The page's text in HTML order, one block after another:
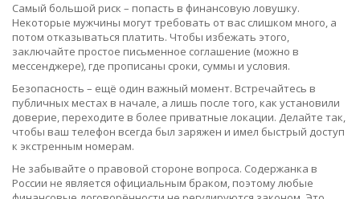
Самый большой риск – попасть в финансовую ловушку.
Некоторые мужчины могут требовать от вас слишком много, а
потом отказываться платить. Чтобы избежать этого,
заключайте простое письменное соглашение (можно в
мессенджере), где прописаны сроки, суммы и условия.
Безопасность – ещё один важный момент. Встречайтесь в
публичных местах в начале, а лишь после того, как установили
доверие, переходите в более приватные локации. Делайте так,
чтобы ваш телефон всегда был заряжен и имел быстрый доступ
к экстренным номерам.
Не забывайте о правовой стороне вопроса. Содержанка в
России не является официальным браком, поэтому любые